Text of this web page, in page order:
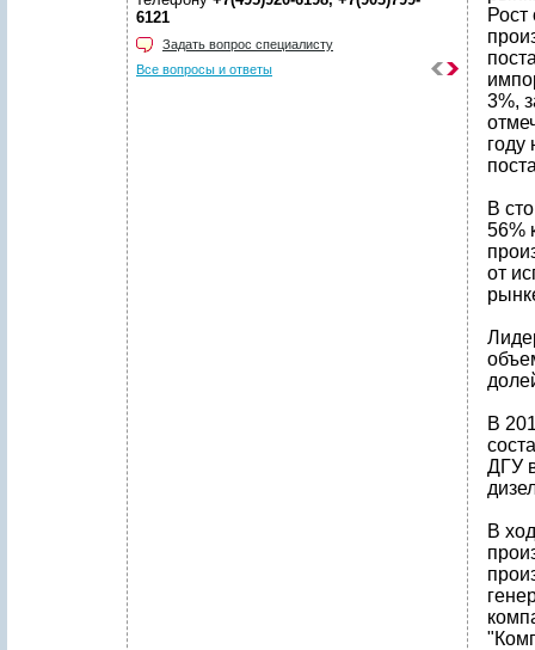
6121
Задать вопрос специалисту
Все вопросы и ответы
Рост
3%,
году
В
56%
от
В
ДГУ
В